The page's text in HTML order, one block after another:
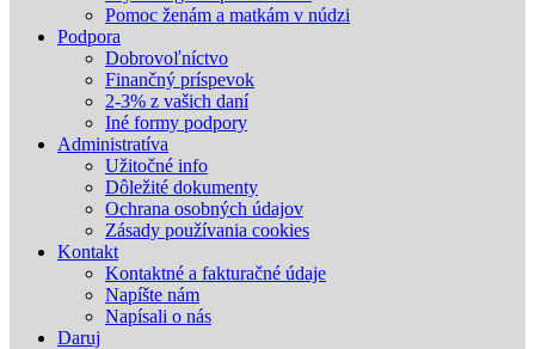
Pomoc ženám a matkám v núdzi
Podpora
Dobrovoľníctvo
Finančný príspevok
2-3% z vašich daní
Iné formy podpory
Administratíva
Užitočné info
Dôležité dokumenty
Ochrana osobných údajov
Zásady používania cookies
Kontakt
Kontaktné a fakturačné údaje
Napíšte nám
Napísali o nás
Daruj